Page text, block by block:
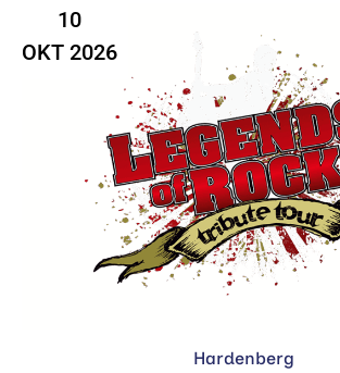
10
OKT 2026
Hardenberg